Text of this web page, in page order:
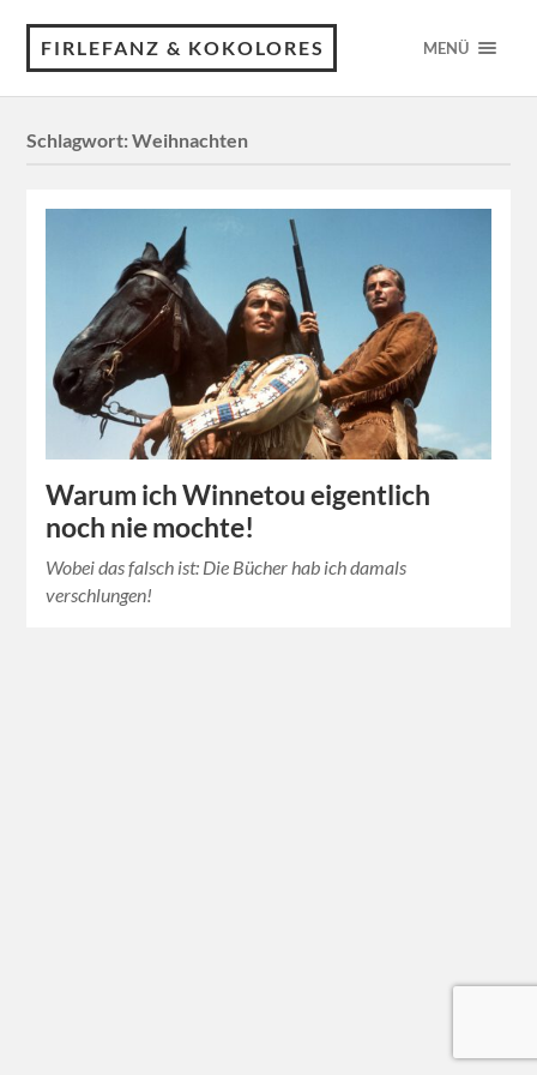
FIRLEFANZ & KOKOLORES MENÜ
Schlagwort:Weihnachten
Warum ich Winnetou eigentlich
noch nie mochte!
Wobei das falsch ist: Die Bücher hab ich damals
verschlungen!